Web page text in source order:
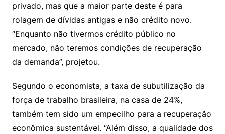
privado, mas que a maior parte deste é para
rolagem de dívidas antigas e não crédito novo.
“Enquanto não tivermos crédito público no
mercado, não teremos condições de recuperação
da demanda”, projetou.
Segundo o economista, a taxa de subutilização da
força de trabalho brasileira, na casa de 24%,
também tem sido um empecilho para a recuperação
econômica sustentável. “Além disso, a qualidade dos